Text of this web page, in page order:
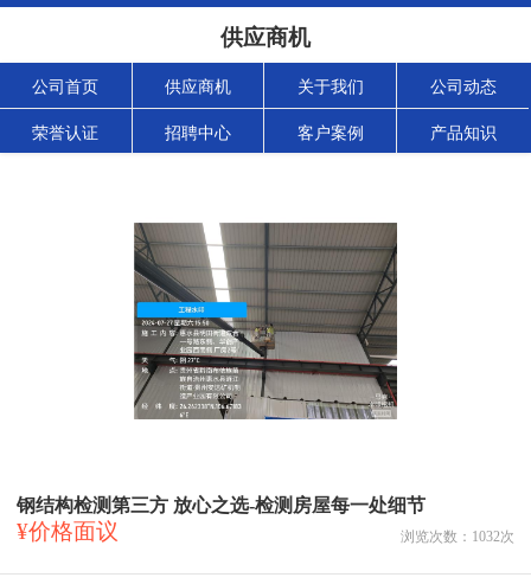
供应商机
公司首页 供应商机 关于我们 公司动态
荣誉认证 招聘中心 客户案例 产品知识
钢结构检测第三方 放心之选-检测房屋每一处细节
¥价格面议 浏览次数： 1032次